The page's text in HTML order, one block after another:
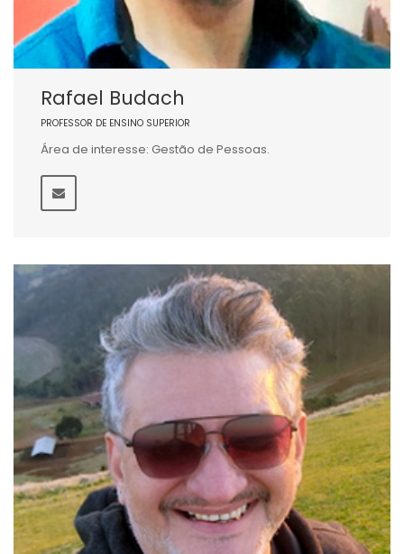
Rafael Budach
PROFESSOR DE ENSINO SUPERIOR
Área de interesse: Gestão de Pessoas.